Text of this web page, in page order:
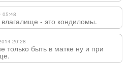
05:48
- это кондиломы.
20:28
только быть в матке ну и при